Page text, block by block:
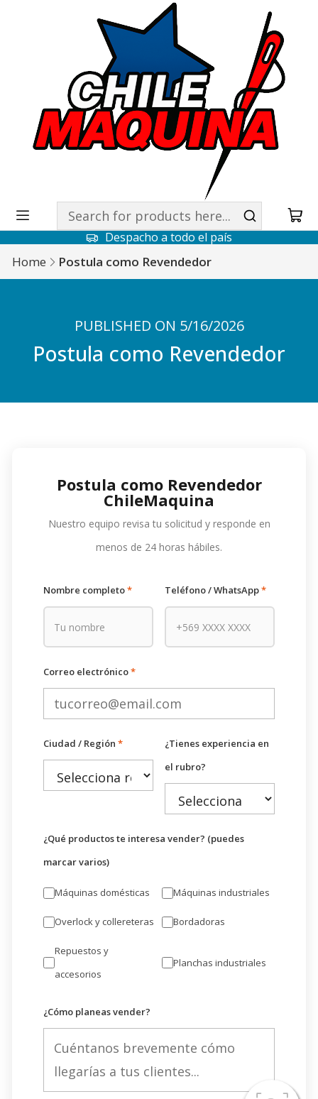
Despacho a todo el país
Home Postula como Revendedor
PUBLISHED ON 5/16/2026
Postula como Revendedor
Postula como Revendedor
ChileMaquina
Nuestro equipo revisa tu solicitud y responde en
menos de 24 horas hábiles.
Nombre completo* Teléfono / WhatsApp*
Correo electrónico*
Ciudad / Región *
¿Tienes experiencia en
el rubro?
¿Qué productos te interesa vender? (puedes
marcar varios)
Máquinas domésticas Máquinas industriales
Overlock y collereteras Bordadoras
Repuestos y
accesorios
Planchas industriales
¿Cómo planeas vender?